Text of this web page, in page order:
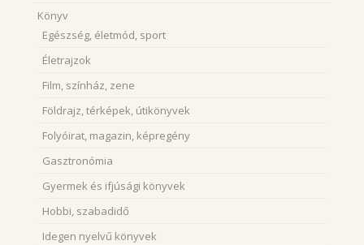
Könyv
Egészség, életmód, sport
Életrajzok
Film, színház, zene
Földrajz, térképek, útikönyvek
Folyóirat, magazin, képregény
Gasztronómia
Gyermek és ifjúsági könyvek
Hobbi, szabadidő
Idegen nyelvű könyvek